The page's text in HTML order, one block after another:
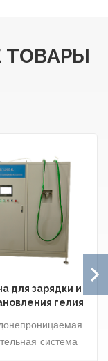
для зарядки и
гелия
система